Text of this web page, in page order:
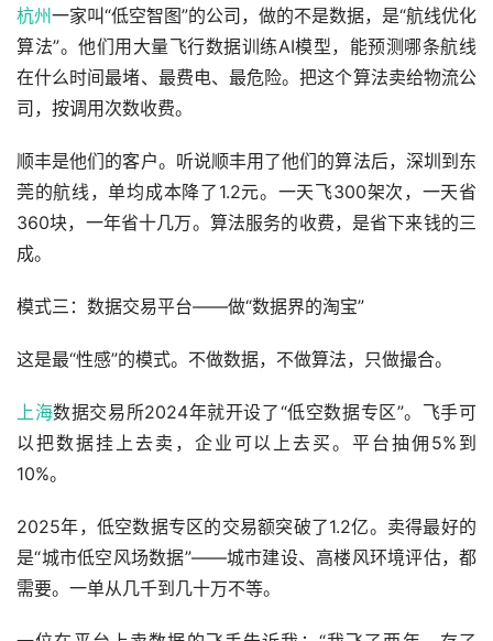
杭州一家叫“低空智图”的公司，做的不是数据，是“航线优化
算法”。他们用大量飞行数据训练AI模型，能预测哪条航线
在什么时间最堵、最费电、最危险。把这个算法卖给物流公
司，按调用次数收费。
顺丰是他们的客户。听说顺丰用了他们的算法后，深圳到东
莞的航线，单均成本降了1.2元。一天飞300架次，一天省
360块，一年省十几万。算法服务的收费，是省下来钱的三
成。
模式三：数据交易平台——做“数据界的淘宝”
这是最“性感”的模式。不做数据，不做算法，只做撮合。
上海数据交易所2024年就开设了“低空数据专区”。飞手可
以把数据挂上去卖，企业可以上去买。平台抽佣5%到
10%。
2025年，低空数据专区的交易额突破了1.2亿。卖得最好的
是“城市低空风场数据”——城市建设、高楼风环境评估，都
需要。一单从几千到几十万不等。